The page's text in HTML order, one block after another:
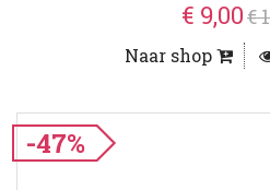
€ 9,00€
Naar shop
-47%